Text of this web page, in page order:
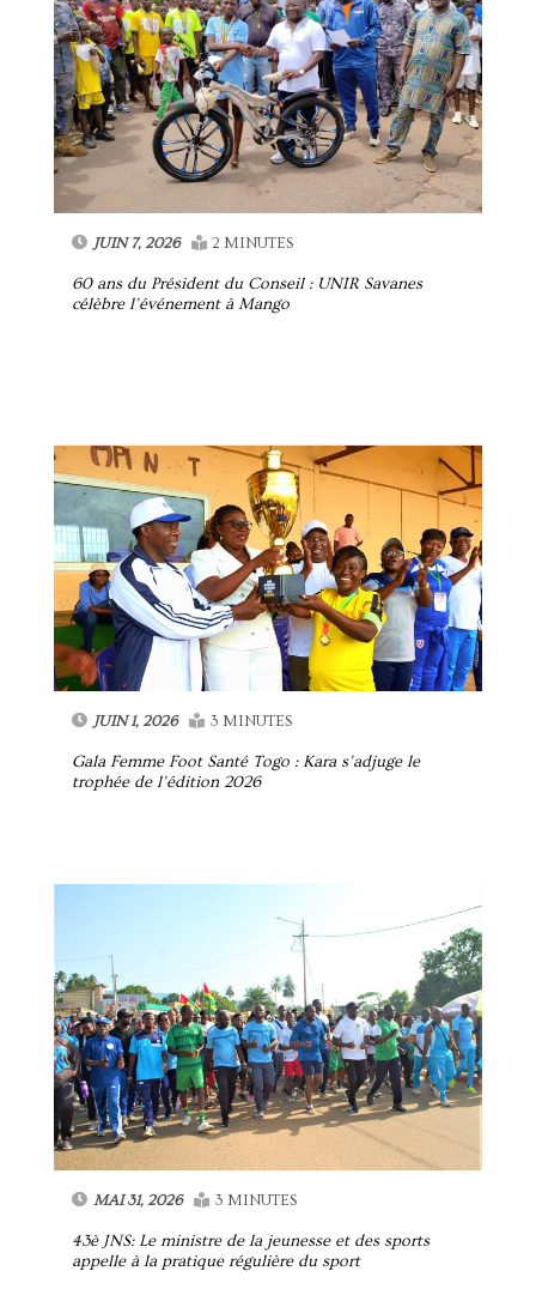
JUIN 7, 2026 2 MINUTES
60 ans du Président du Conseil : UNIR Savanes
célèbre l’événement à Mango
JUIN 1, 2026 3 MINUTES
Gala Femme Foot Santé Togo : Kara s’adjuge le
trophée de l’édition 2026
MAI 31, 2026 3 MINUTES
43è JNS: Le ministre de la jeunesse et des sports
appelle à la pratique régulière du sport